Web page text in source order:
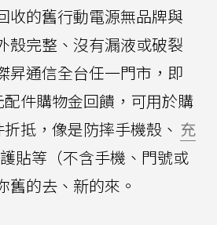
收的舊行動電源無品牌與
殼完整、沒有漏液或破裂
昇通信全台任一門市，即
件購物金回饋，可用於購
抵，像是防摔手機殼、 充
貼等（不含手機、門號或
舊的去、新的來。